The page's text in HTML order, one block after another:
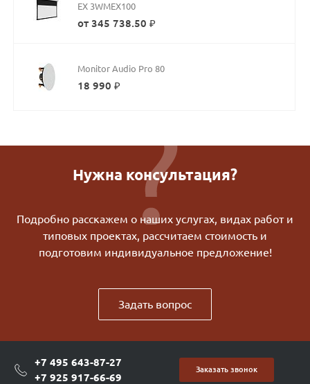
EX 3WMEX100
от 345 738.50 ₽
Monitor Audio Pro 80
18 990 ₽
Нужна консультация?
Подробно расскажем о наших услугах, видах работ и
типовых проектах, рассчитаем стоимость и
подготовим индивидуальное предложение!
Задать вопрос
+7 495 643-87-27
+7 925 917-66-69
Заказать звонок